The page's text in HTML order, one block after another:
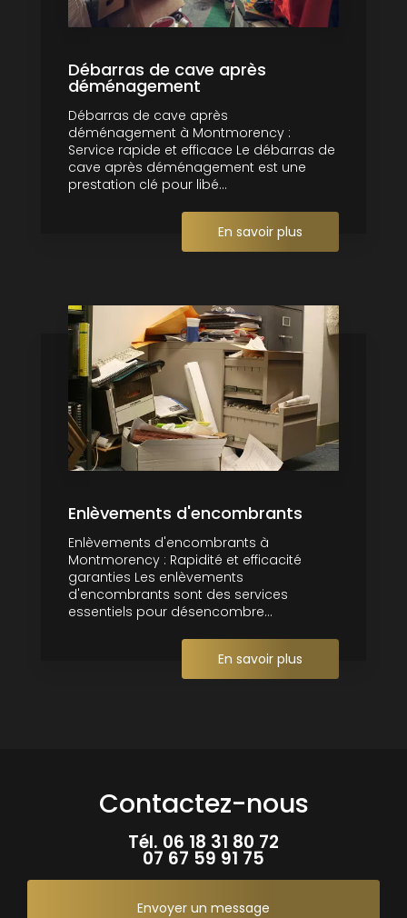
Débarras de cave après
déménagement
Débarras de cave après
déménagement à Montmorency :
Service rapide et efficace Le débarras de
cave après déménagement est une
prestation clé pour libé...
En savoir plus
Enlèvements d'encombrants
Enlèvements d'encombrants à
Montmorency : Rapidité et efficacité
garanties Les enlèvements
d'encombrants sont des services
essentiels pour désencombre...
En savoir plus
Contactez-nous
Tél. 06 18 31 80 72
07 67 59 91 75
Envoyer un message